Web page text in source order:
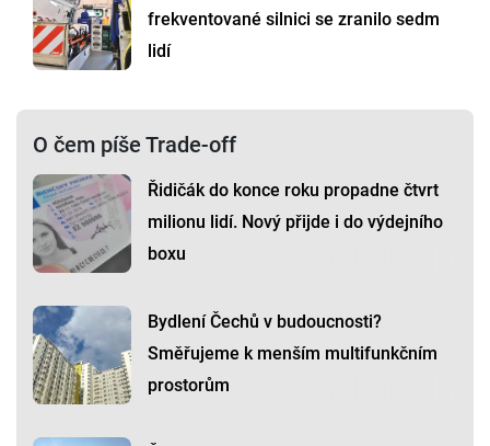
frekventované silnici se zranilo sedm
lidí
O čem píše Trade-off
Řidičák do konce roku propadne čtvrt
milionu lidí. Nový přijde i do výdejního
boxu
Bydlení Čechů v budoucnosti?
Směřujeme k menším multifunkčním
prostorům